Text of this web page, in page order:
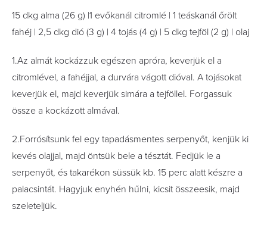
15 dkg alma (26 g) |1 evőkanál citromlé | 1 teáskanál őrölt
fahéj | 2,5 dkg dió (3 g) | 4 tojás (4 g) | 5 dkg tejföl (2 g) | olaj
1.Az almát kockázzuk egészen apróra, keverjük el a
citromlével, a fahéjjal, a durvára vágott dióval. A tojásokat
keverjük el, majd keverjük simára a tejföllel. Forgassuk
össze a kockázott almával.
2.Forrósítsunk fel egy tapadásmentes serpenyőt, kenjük ki
kevés olajjal, majd öntsük bele a tésztát. Fedjük le a
serpenyőt, és takarékon süssük kb. 15 perc alatt készre a
palacsintát. Hagyjuk enyhén hűlni, kicsit összeesik, majd
szeleteljük.